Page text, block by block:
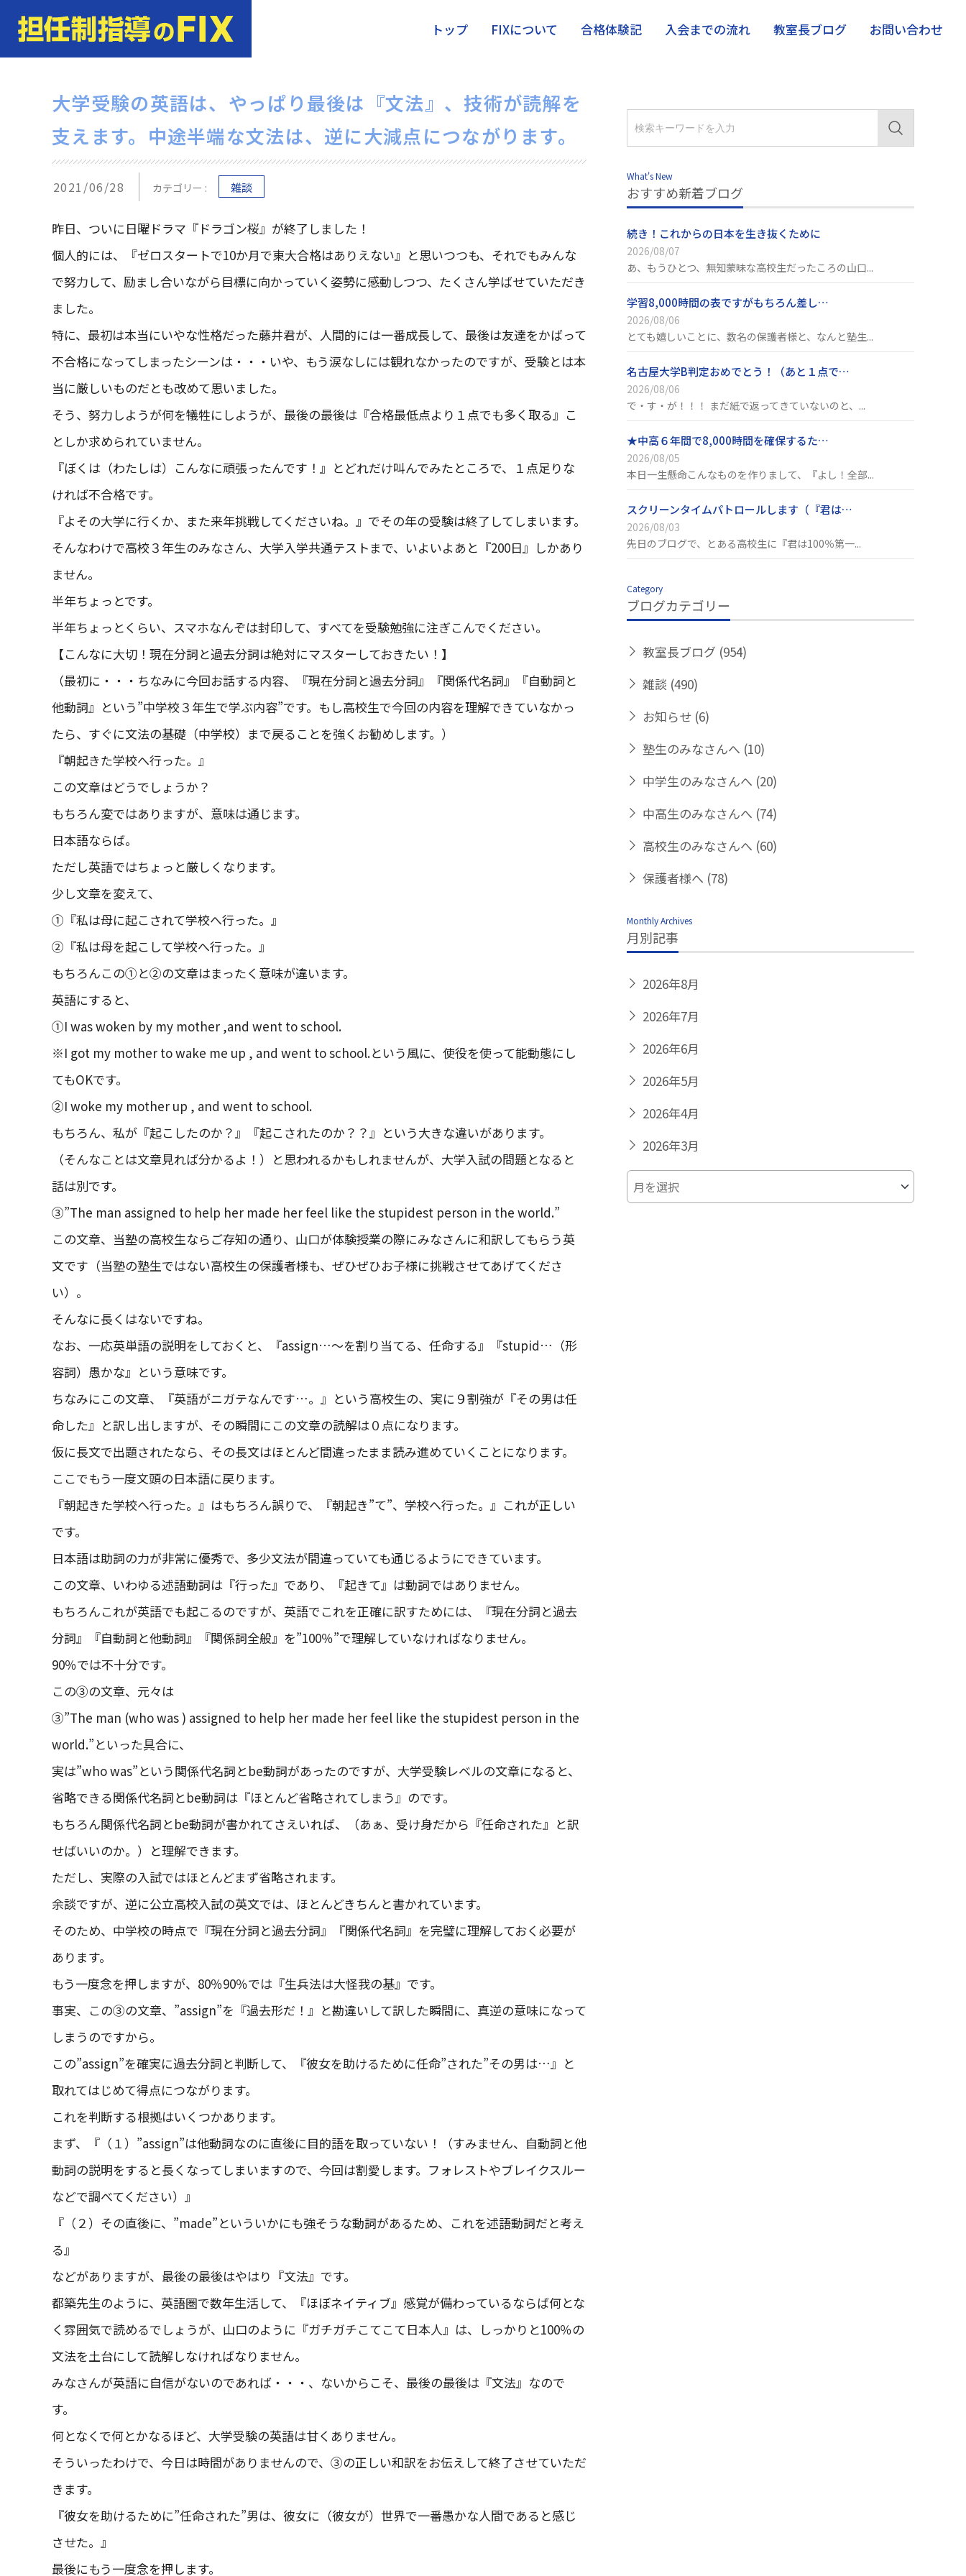
トップ FIXについて 合格体験記 入会までの流れ 教室長ブログ お問い合わせ
大学受験の英語は、やっぱり最後は『文法』、技術が読解を
支えます。中途半端な文法は、逆に大減点につながります。
2021/06/28 カテゴリー : 雑談
昨日、ついに日曜ドラマ『ドラゴン桜』が終了しました！
個人的には、『ゼロスタートで10か月で東大合格はありえない』と思いつつも、それでもみんな
で努力して、励まし合いながら目標に向かっていく姿勢に感動しつつ、たくさん学ばせていただき
ました。
特に、最初は本当にいやな性格だった藤井君が、人間的には一番成長して、最後は友達をかばって
不合格になってしまったシーンは・・・いや、もう涙なしには観れなかったのですが、受験とは本
当に厳しいものだとも改めて思いました。
そう、努力しようが何を犠牲にしようが、最後の最後は『合格最低点より１点でも多く取る』こ
としか求められていません。
『ぼくは（わたしは）こんなに頑張ったんです！』とどれだけ叫んでみたところで、１点足りな
ければ不合格です。
『よその大学に行くか、また来年挑戦してくださいね。』でその年の受験は終了してしまいます。
そんなわけで高校３年生のみなさん、大学入学共通テストまで、いよいよあと『200日』しかあり
ません。
半年ちょっとです。
半年ちょっとくらい、スマホなんぞは封印して、すべてを受験勉強に注ぎこんでください。
【こんなに大切！現在分詞と過去分詞は絶対にマスターしておきたい！】
（最初に・・・ちなみに今回お話する内容、『現在分詞と過去分詞』『関係代名詞』『自動詞と
他動詞』という”中学校３年生で学ぶ内容”です。もし高校生で今回の内容を理解できていなかっ
たら、すぐに文法の基礎（中学校）まで戻ることを強くお勧めします。）
『朝起きた学校へ行った。』
この文章はどうでしょうか？
もちろん変ではありますが、意味は通じます。
日本語ならば。
ただし英語ではちょっと厳しくなります。
少し文章を変えて、
①『私は母に起こされて学校へ行った。』
②『私は母を起こして学校へ行った。』
もちろんこの①と②の文章はまったく意味が違います。
英語にすると、
①I was woken by my mother ,and went to school.
※I got my mother to wake me up , and went to school.という風に、使役を使って能動態にし
てもOKです。
②I woke my mother up , and went to school.
もちろん、私が『起こしたのか？』『起こされたのか？？』という大きな違いがあります。
（そんなことは文章見れば分かるよ！）と思われるかもしれませんが、大学入試の問題となると
話は別です。
③”The man assigned to help her made her feel like the stupidest person in the world.”
この文章、当塾の高校生ならご存知の通り、山口が体験授業の際にみなさんに和訳してもらう英
文です（当塾の塾生ではない高校生の保護者様も、ぜひぜひお子様に挑戦させてあげてくださ
い）。
そんなに長くはないですね。
なお、一応英単語の説明をしておくと、『assign…～を割り当てる、任命する』『stupid…（形
容詞）愚かな』という意味です。
ちなみにこの文章、『英語がニガテなんです…。』という高校生の、実に９割強が『その男は任
命した』と訳し出しますが、その瞬間にこの文章の読解は０点になります。
仮に長文で出題されたなら、その長文はほとんど間違ったまま読み進めていくことになります。
ここでもう一度文頭の日本語に戻ります。
『朝起きた学校へ行った。』はもちろん誤りで、『朝起き”て”、学校へ行った。』これが正しい
です。
日本語は助詞の力が非常に優秀で、多少文法が間違っていても通じるようにできています。
この文章、いわゆる述語動詞は『行った』であり、『起きて』は動詞ではありません。
もちろんこれが英語でも起こるのですが、英語でこれを正確に訳すためには、『現在分詞と過去
分詞』『自動詞と他動詞』『関係詞全般』を”100％”で理解していなければなりません。
90％では不十分です。
この③の文章、元々は
③”The man (who was ) assigned to help her made her feel like the stupidest person in the
world.”といった具合に、
実は”who was”という関係代名詞とbe動詞があったのですが、大学受験レベルの文章になると、
省略できる関係代名詞とbe動詞は『ほとんど省略されてしまう』のです。
もちろん関係代名詞とbe動詞が書かれてさえいれば、（あぁ、受け身だから『任命された』と訳
せばいいのか。）と理解できます。
ただし、実際の入試ではほとんどまず省略されます。
余談ですが、逆に公立高校入試の英文では、ほとんどきちんと書かれています。
そのため、中学校の時点で『現在分詞と過去分詞』『関係代名詞』を完璧に理解しておく必要が
あります。
もう一度念を押しますが、80％90％では『生兵法は大怪我の基』です。
事実、この③の文章、”assign”を『過去形だ！』と勘違いして訳した瞬間に、真逆の意味になって
しまうのですから。
この”assign”を確実に過去分詞と判断して、『彼女を助けるために任命”された”その男は…』と
取れてはじめて得点につながります。
これを判断する根拠はいくつかあります。
まず、『（１）”assign”は他動詞なのに直後に目的語を取っていない！（すみません、自動詞と他
動詞の説明をすると長くなってしまいますので、今回は割愛します。フォレストやブレイクスルー
などで調べてください）』
『（２）その直後に、”made”といういかにも強そうな動詞があるため、これを述語動詞だと考え
る』
などがありますが、最後の最後はやはり『文法』です。
都築先生のように、英語圏で数年生活して、『ほぼネイティブ』感覚が備わっているならば何とな
く雰囲気で読めるでしょうが、山口のように『ガチガチこてこて日本人』は、しっかりと100％の
文法を土台にして読解しなければなりません。
みなさんが英語に自信がないのであれば・・・、ないからこそ、最後の最後は『文法』なので
す。
何となくで何とかなるほど、大学受験の英語は甘くありません。
そういったわけで、今日は時間がありませんので、③の正しい和訳をお伝えして終了させていただ
きます。
『彼女を助けるために”任命された”男は、彼女に（彼女が）世界で一番愚かな人間であると感じ
させた。』
最後にもう一度念を押します。
What's New
おすすめ新着ブログ
続き！これからの日本を生き抜くために
2026/08/07
あ、もうひとつ、無知蒙昧な高校生だったころの山口...
学習8,000時間の表ですがもちろん差し…
2026/08/06
とても嬉しいことに、数名の保護者様と、なんと塾生...
名古屋大学B判定おめでとう！（あと１点で…
2026/08/06
で・す・が！！！ まだ紙で返ってきていないのと、...
★中高６年間で8,000時間を確保するた…
2026/08/05
本日一生懸命こんなものを作りまして、『よし！全部...
スクリーンタイムパトロールします（『君は…
2026/08/03
先日のブログで、とある高校生に『君は100％第一...
Category
ブログカテゴリー
教室長ブログ (954)
雑談 (490)
お知らせ (6)
塾生のみなさんへ (10)
中学生のみなさんへ (20)
中高生のみなさんへ (74)
高校生のみなさんへ (60)
保護者様へ (78)
Monthly Archives
月別記事
2026年8月
2026年7月
2026年6月
2026年5月
2026年4月
2026年3月